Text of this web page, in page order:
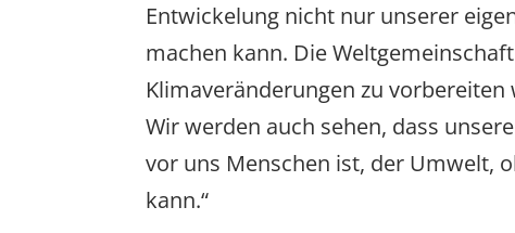
Entwickelung nicht nur unserer
machen kann. Die
Klimaveränderungen zu
Wir werden auch sehen, dass
vor uns Menschen ist, der Umwelt,
kann.“